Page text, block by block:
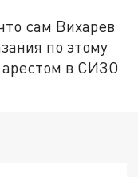
сам Вихарев
по этому
арестом в СИЗО